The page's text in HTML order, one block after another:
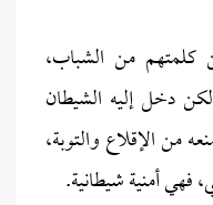
من الشباب،
دخل إليه الشيطان
من الإقلاع والتوبة،
أمنية شيطانية.